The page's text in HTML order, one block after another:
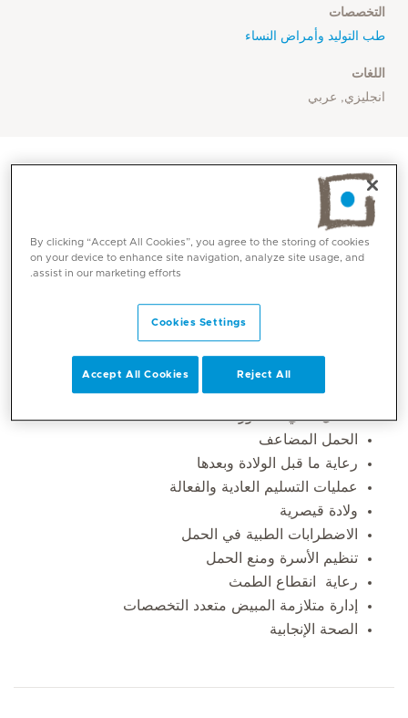
التخصصات
طب التوليد وأمراض النساء
اللغات
انجليزي, عربي
المهارات الأساسية
الحمل المضاعف
رعاية ما قبل الولادة وبعدها
عمليات التسليم العادية والفعالة
ولادة قيصرية
الاضطرابات الطبية في الحمل
تنظيم الأسرة ومنع الحمل
رعاية انقطاع الطمث
إدارة متلازمة المبيض متعدد التخصصات
الصحة الإنجابية
By clicking “Accept All Cookies”, you agree to the storing of cookies
on your device to enhance site navigation, analyze site usage, and
assist in our marketing efforts.
Cookies Settings
Reject All
Accept All Cookies